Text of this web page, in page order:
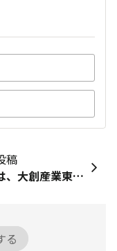
稿
本日は、大創産業東京本部で「千怪戦戯」先行体験会を開催中！今日も受付係のだいぞうです📸新しいプロモカードも展示されてるぞう・・・！キラキラだぞう🐘ご来場のみなさん、たくさん楽しんでくださいね！思い出はぜひ「アレンジ投稿」「だんぜんトーク」のコーナーで”#千怪戦戯”をつけてシェアしてください♪
る